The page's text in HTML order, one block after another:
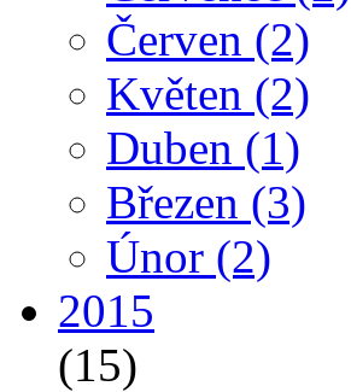
Červen (2)
Květen (2)
Duben (1)
Březen (3)
Únor (2)
2015
(15)